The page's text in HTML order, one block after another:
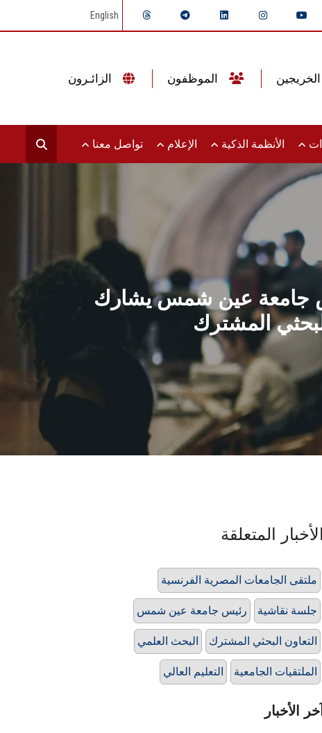
English
الأنظمة الذكية الإعلام تواصل معنا
جامعة عين شمس يشارك
المشترك
الأخبار المتعلقة
ملتقى الجامعات المصرية الفرنسية
رئيس جامعة عين شمس جلسة نقاشية
البحث العلمي التعاون البحثي المشترك
التعليم العالي الملتقيات الجامعية
آخر الأخبار